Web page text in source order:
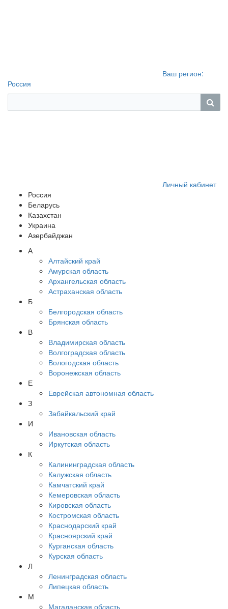
Ваш регион:
Россия
Личный кабинет
Россия
Беларусь
Казахстан
Украина
Азербайджан
А
Алтайский край
Амурская область
Архангельская область
Астраханская область
Б
Белгородская область
Брянская область
В
Владимирская область
Волгоградская область
Вологодская область
Воронежская область
Е
Еврейская автономная область
З
Забайкальский край
И
Ивановская область
Иркутская область
К
Калининградская область
Калужская область
Камчатский край
Кемеровская область
Кировская область
Костромская область
Краснодарский край
Красноярский край
Курганская область
Курская область
Л
Ленинградская область
Липецкая область
М
Магаданская область